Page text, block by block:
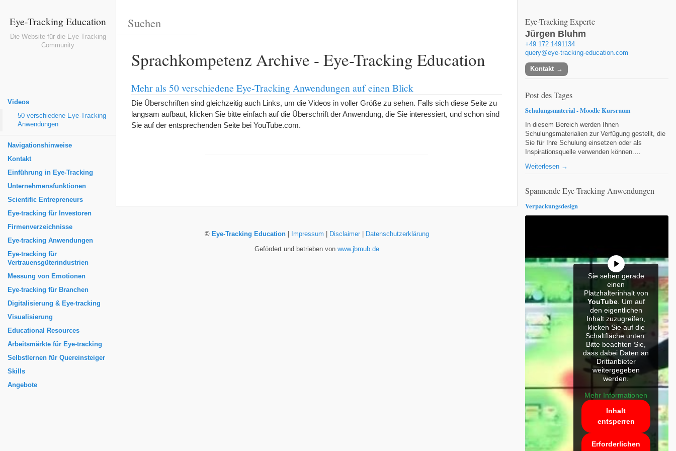
Eye-Tracking Education
Die Website für die Eye-Tracking
Community
Videos
50 verschiedene Eye-Tracking
Anwendungen
Navigationshinweise
Kontakt
Einführung in Eye-Tracking
Unternehmensfunktionen
Scientific Entrepreneurs
Eye-tracking für Investoren
Firmenverzeichnisse
Eye-tracking Anwendungen
Eye-tracking für
Vertrauensgüterindustrien
Messung von Emotionen
Eye-tracking für Branchen
Digitalisierung & Eye-tracking
Visualisierung
Educational Resources
Arbeitsmärkte für Eye-tracking
Selbstlernen für Quereinsteiger
Skills
Angebote
Sprachkompetenz Archive - Eye-Tracking Education
Mehr als 50 verschiedene Eye-Tracking Anwendungen auf einen Blick
Die Überschriften sind gleichzeitig auch Links, um die Videos in voller Größe zu sehen. Falls sich diese Seite zu
langsam aufbaut, klicken Sie bitte einfach auf die Überschrift der Anwendung, die Sie interessiert, und schon sind
Sie auf der entsprechenden Seite bei YouTube.com.
Eye-Tracking Experte
Jürgen Bluhm
+49 172 1491134
query@eye-tracking-education.com
Kontakt
Post des Tages
Schulungsmaterial - Moodle Kursraum
In diesem Bereich werden Ihnen
Schulungsmaterialien zur Verfügung gestellt, die
Sie für Ihre Schulung einsetzen oder als
Inspirationsquelle verwenden können.…
Weiterlesen →
Spannende Eye-Tracking Anwendungen
Verpackungsdesign
Sie sehen gerade
einen
Platzhalterinhalt von
YouTube. Um auf
den eigentlichen
Inhalt zuzugreifen,
klicken Sie auf die
Schaltfläche unten.
Bitte beachten Sie,
dass dabei Daten an
Drittanbieter
weitergegeben
werden.
Mehr Informationen
Inhalt
entsperren
Erforderlichen
© Eye-Tracking Education| Impressum Disclaimer| Datenschutzerklärung
Gefördert und betrieben von www.jbmub.de